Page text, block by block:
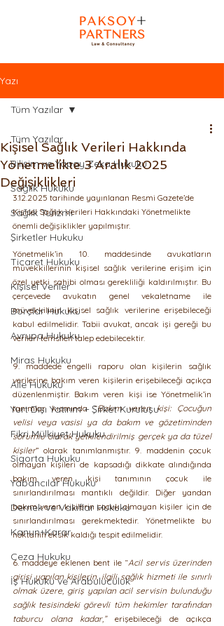
Yazı
Tüm Yazılar
Bilişim ve Yapay Zeka Hukuku
Sağlık Hukuku
Sağlık Turizmi
Şirketler Hukuku
Ticaret Hukuku
Kişisel Veriler
Borçlar Hukuku
Avrupa Hukuku
Miras Hukuku
Aile Hukuku
Yurt Dışı Yatırım + Şirket Kuruluşu
Fikri Mülkiyet Hukuku
Sigorta Hukuku
Yabancılar Hukuku
Dernek ve Vakıflar Hukuku
Kanun+Karar
Ceza Hukuku
İş Hukuku ve Arabuluculuk
Tüm Yazılar
Kişisel Sağlık Verileri Hakkında
Yönetmelikte 3 Aralık 2025
Değişiklikleri
3.12.2025 tarihinde yayınlanan Resmi Gazete’de
Kişisel Sağlık Verileri Hakkındaki Yönetmelikte
önemli değişiklikler yapılmıştır.
Yönetmelik’in 10. maddesinde avukatların
müvekkillerinin kişisel sağlık verilerine erişim için
özel yetki sahibi olması gerekliliği kaldırılmıştır. Bu
çerçevede avukatın genel vekaletname ile
müvekkilinin kişisel sağlık verilerine erişebileceği
kabul edilmelidir. Tabii avukat, ancak işi gereği bu
verileri temsilen talep edebilecektir.
9. maddede engelli raporu olan kişilerin sağlık
verilerine bakım veren kişilerin erişebileceği açıkça
düzenlenmiştir. Bakım veren kişi ise Yönetmelik’in
tanımlar kısmında “Bakım veren kişi: Çocuğun
velisi veya vasisi ya da bakım ve gözetiminden
sorumlu olarak yetkilendirilmiş gerçek ya da tüzel
kişiler” olarak tanımlanmıştır. 9. maddenin çocuk
olmayan kişileri de kapsadığı dikkate alındığında
bakım veren kişi tanımının çocuk ile
sınırlandırılması mantıklı değildir. Diğer yandan
bakım veren kişilerin çocuk olmayan kişiler için de
sınırlandırılması gerekmektedir. Yönetmelikte bu
noktanın eksik kaldığı tespit edilmelidir.
6. maddeye eklenen bent ile “Acil servis üzerinden
girişi yapılan kişilerin, ilgili sağlık hizmeti ile sınırlı
olmak üzere, giriş yapılan acil servisin bulunduğu
sağlık tesisindeki görevli tüm hekimler tarafından
taburcu olana kadar,” erişebileceği de açıkça